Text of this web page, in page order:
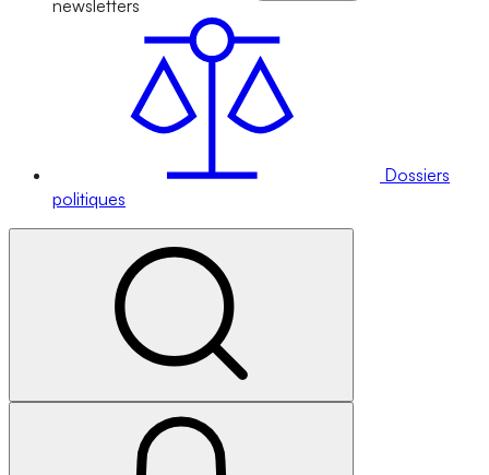
newsletters
Dossiers
politiques